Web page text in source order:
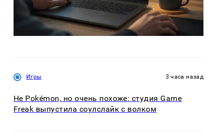
Игры 3 часа назад
Не Pokémon, но очень похоже: студия Game
Freak выпустила соулслайк с волком